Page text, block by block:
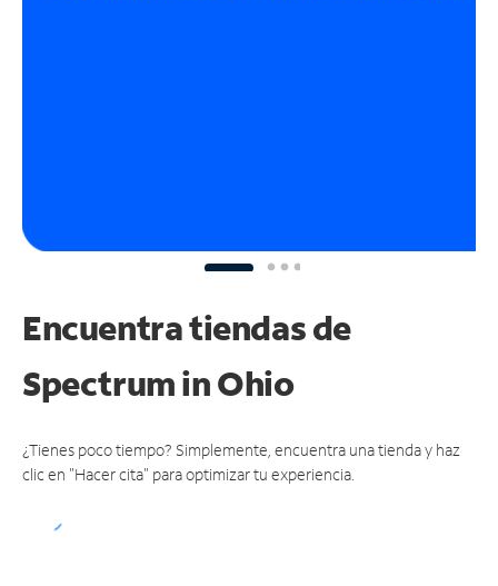
Encuentra tiendas de
Spectrumin Ohio
¿Tienes poco tiempo? Simplemente, encuentra una tienda y haz
clic en "Hacer cita" para optimizar tu experiencia.